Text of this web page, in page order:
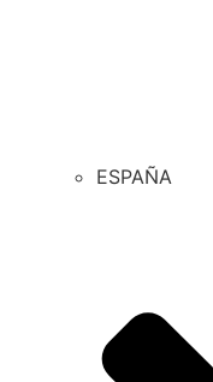
ESPAÑA